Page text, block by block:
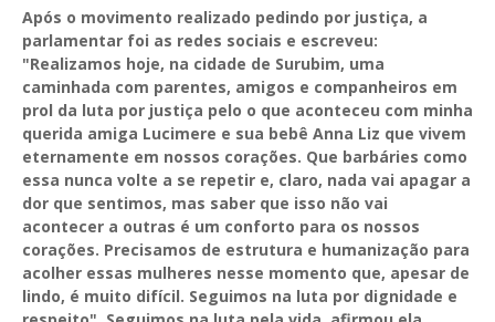
Após o movimento realizado pedindo por justiça, a
parlamentar foi as redes sociais e escreveu:
"Realizamos hoje, na cidade de Surubim, uma
caminhada com parentes, amigos e companheiros em
prol da luta por justiça pelo o que aconteceu com minha
querida amiga Lucimere e sua bebê Anna Liz que vivem
eternamente em nossos corações. Que barbáries como
essa nunca volte a se repetir e, claro, nada vai apagar a
dor que sentimos, mas saber que isso não vai
acontecer a outras é um conforto para os nossos
corações. Precisamos de estrutura e humanização para
acolher essas mulheres nesse momento que, apesar de
lindo, é muito difícil. Seguimos na luta por dignidade e